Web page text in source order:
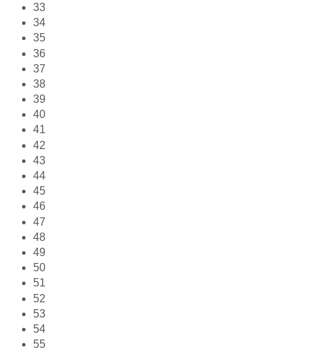
33
34
35
36
37
38
39
40
41
42
43
44
45
46
47
48
49
50
51
52
53
54
55